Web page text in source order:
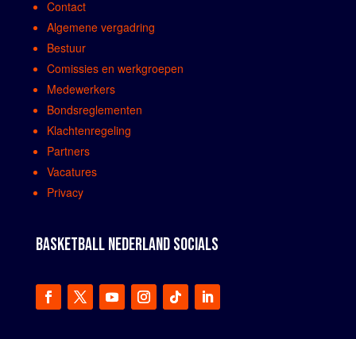
Contact
Algemene vergadring
Bestuur
Comissies en werkgroepen
Medewerkers
Bondsreglementen
Klachtenregeling
Partners
Vacatures
Privacy
BASKETBALL NEDERLAND SOCIALS